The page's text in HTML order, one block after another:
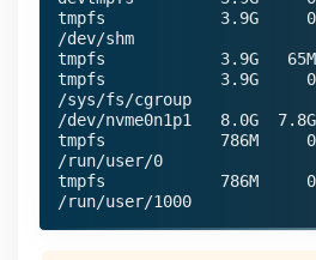
tmpfs            3.9G     0
/dev/shm
tmpfs            3.9G   65M
tmpfs            3.9G     0
/sys/fs/cgroup
/dev/nvme0n1p1   8.0G
tmpfs            786M     0
/run/user/0
tmpfs            786M     0
/run/user/1000